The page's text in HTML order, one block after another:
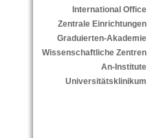
International Office
Zentrale Einrichtungen
Graduierten-Akademie
Wissenschaftliche Zentren
An-Institute
Universitätsklinikum